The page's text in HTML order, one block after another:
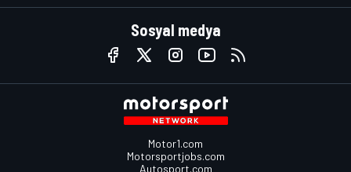
Sosyal medya
Motor1.com
Motorsportjobs.com
Autosport.com